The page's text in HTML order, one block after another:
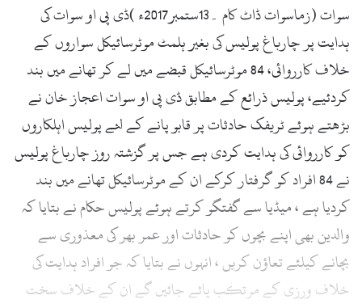
سوات (زماسوات ڈاٹ کام ۔13ستمبر2017ء )ڈی پی او سوات کی
ہدایت پر چارباغ پولیس کی بغیر ہلمٹ موٹرسائیکل سواروں کے
خلاف کارروائی، 84 موٹرسائیکل قبضے میں لے کر تھانے میں بند
کردئیے، پولیس ذرائع کے مطابق ڈی پی او سوات اعجاز خان نے
بڑھتے ہوئے ٹریفک حادثات پر قابو پانے کے لئے پولیس اہلکاروں
کو کارروائی کی ہدایت کردی ہے جس پر گزشتہ روز چارباغ پولیس
نے 84 افراد کو گرفتار کرکے ان کے موٹرسائیکل تھانے میں بند
کردیا ہے ، میڈیا سے گفتگو کرتے ہوئے پولیس حکام نے بتایا کہ
والدین بھی اپنے بچوں کو حادثات اور عمر بھر کی معذوری سے
بچانے کیلئے تعاؤن کریں ، انہوں نے بتایا کہ جو افراد ہدایت کی
خلاف ورزی کے مرتکب پائے جائیں گے ان کے خلاف سخت